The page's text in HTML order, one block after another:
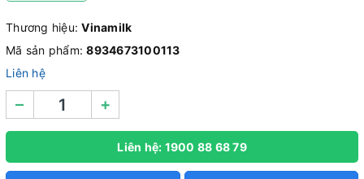
Thương hiệu:Vinamilk
Mã sản phẩm:8934673100113
Liên hệ
– +
Liên hệ: 1900 88 68 79